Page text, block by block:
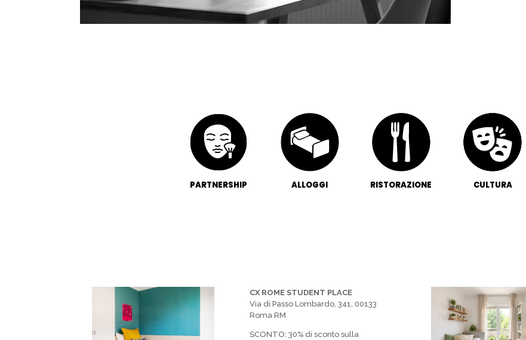
PARTNERSHIP ALLOGGI RISTORAZIONE CULTURA
CX ROME STUDENT PLACE
Via di Passo Lombardo, 341, 00133
Roma RM
SCONTO: 30% di sconto sulla